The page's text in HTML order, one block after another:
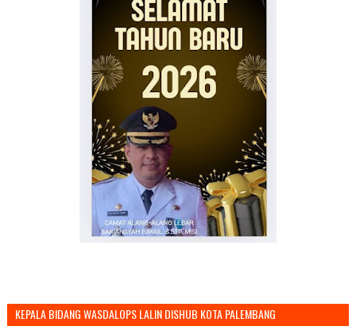
KEPALA BIDANG WASDALOPS LALIN DISHUB KOTA PALEMBANG